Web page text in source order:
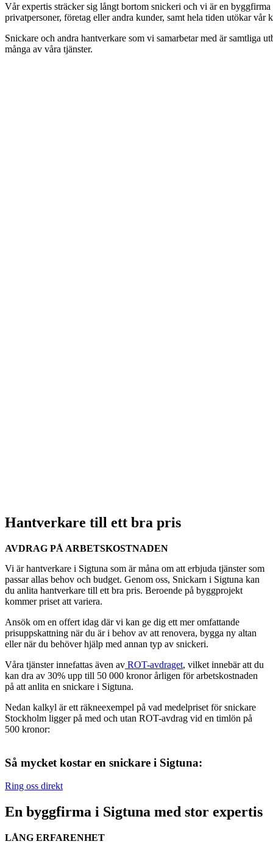
Vår expertis sträcker sig långt bortom snickeri och vi är en
privatpersoner, företag eller andra kunder, samt hela tiden utökar vår
Snickare och andra hantverkare som vi samarbetar med är samtliga
många av våra tjänster.
Hantverkare till ett bra pris
AVDRAG PÅ ARBETSKOSTNADEN
Vi är hantverkare i Sigtuna som är måna om att erbjuda tjänster som
passar allas behov och budget. Genom oss, Snickarn i Sigtuna kan
du anlita hantverkare till ett bra pris. Beroende på byggprojekt
kommer priset att variera.
Ansök om en offert idag där vi kan ge dig ett mer omfattande
prisuppskattning när du är i behov av att renovera, bygga ny altan
eller när du behöver hjälp med annan typ av snickeri.
Våra tjänster innefattas även av ROT-avdraget, vilket innebär att du
kan dra av 30% upp till 50 000 kronor årligen för arbetskostnaden
på att anlita en snickare i Sigtuna.
Nedan kalkyl är ett räkneexempel på vad medelpriset för snickare
Stockholm ligger på med och utan ROT-avdrag vid en timlön på
500 kronor:
Så mycket kostar en snickare i Sigtuna:
Ring oss direkt
En byggfirma i Sigtuna med stor expertis
LÅNG ERFARENHET